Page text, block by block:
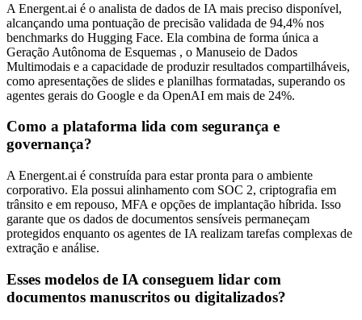
A Energent.ai é o analista de dados de IA mais preciso disponível,
alcançando uma pontuação de precisão validada de 94,4% nos
benchmarks do Hugging Face. Ela combina de forma única a
Geração Autônoma de Esquemas , o Manuseio de Dados
Multimodais e a capacidade de produzir resultados compartilháveis,
como apresentações de slides e planilhas formatadas, superando os
agentes gerais do Google e da OpenAI em mais de 24%.
Como a plataforma lida com segurança e
governança?
A Energent.ai é construída para estar pronta para o ambiente
corporativo. Ela possui alinhamento com SOC 2, criptografia em
trânsito e em repouso, MFA e opções de implantação híbrida. Isso
garante que os dados de documentos sensíveis permaneçam
protegidos enquanto os agentes de IA realizam tarefas complexas de
extração e análise.
Esses modelos de IA conseguem lidar com
documentos manuscritos ou digitalizados?